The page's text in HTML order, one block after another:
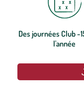
Des journées Club -
l'année